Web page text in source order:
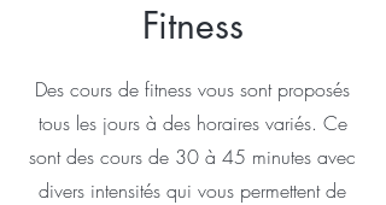
Fitness
Des cours de fitness vous sont proposés
tous les jours à des horaires variés. Ce
sont des cours de 30 à 45 minutes avec
divers intensités qui vous permettent de